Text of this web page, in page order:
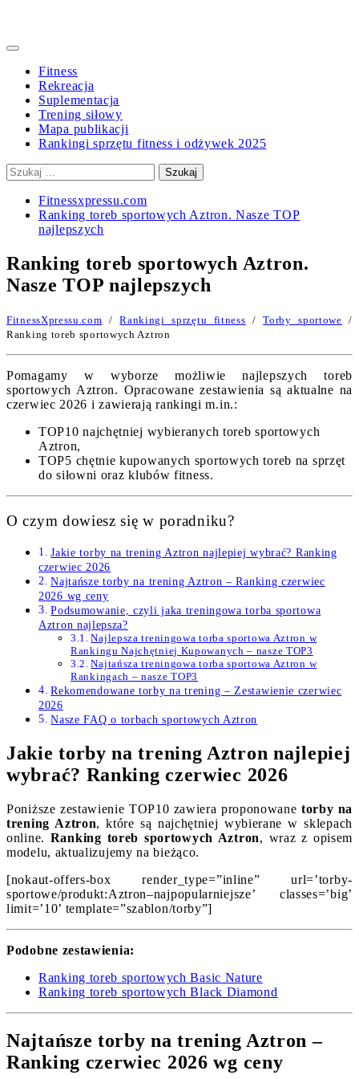
Primary
Fitness
Rekreacja
Suplementacja
Trening siłowy
Mapa publikacji
Rankingi sprzętu fitness i odżywek 2025
Szukaj:
Fitnessxpressu.com
Ranking toreb sportowych Aztron. Nasze TOP
najlepszych
Ranking toreb sportowych Aztron.
Nasze TOP najlepszych
FitnessXpressu.com /Rankingi sprzętu fitness /Torby sportowe /
Ranking toreb sportowych Aztron
Pomagamy w wyborze możliwie najlepszych toreb
sportowych Aztron. Opracowane zestawienia są aktualne na
czerwiec 2026 i zawierają rankingi m.in.:
TOP10 najchętniej wybieranych toreb sportowych
Aztron,
TOP5 chętnie kupowanych sportowych toreb na sprzęt
do siłowni oraz klubów fitness.
O czym dowiesz się w poradniku?
Jakie torby na trening Aztron najlepiej wybrać? Ranking
czerwiec 2026
Najtańsze torby na trening Aztron – Ranking czerwiec
2026 wg ceny
Podsumowanie, czyli jaka treningowa torba sportowa
Aztron najlepsza?
Najlepsza treningowa torba sportowa Aztron w
Rankingu Najchętniej Kupowanych – nasze TOP3
Najtańsza treningowa torba sportowa Aztron w
Rankingach – nasze TOP3
Rekomendowane torby na trening – Zestawienie czerwiec
2026
Nasze FAQ o torbach sportowych Aztron
Jakie torby na trening Aztron najlepiej
wybrać? Ranking czerwiec 2026
Poniższe zestawienie TOP10 zawiera proponowane torby na
trening Aztron, które są najchętniej wybierane w sklepach
online. Ranking toreb sportowych Aztron, wraz z opisem
modelu, aktualizujemy na bieżąco.
[nokaut-offers-box render_type=”inline” url=’torby-
sportowe/produkt:Aztron–najpopularniejsze’ classes=’big’
limit=’10’ template=”szablon/torby”]
Podobne zestawienia:
Ranking toreb sportowych Basic Nature
Ranking toreb sportowych Black Diamond
Najtańsze torby na trening Aztron –
Ranking czerwiec 2026 wg ceny